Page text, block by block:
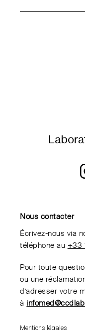
Nous contacter
Écrivez-nous via
téléphone au +33
Pour toute
ou une
d’adresser votre
à
Mentions légales